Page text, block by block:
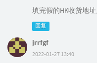
填完假的HK收货地
回复
jrrfgf
2022-01-27 13:40